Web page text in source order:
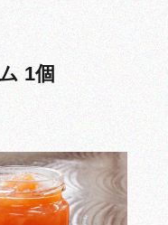
1個